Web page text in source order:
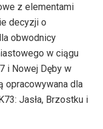
z elementami
decyzji o
obwodnicy
w ciągu
i Nowej Dęby w
opracowywana dla
Jasła, Brzostku i